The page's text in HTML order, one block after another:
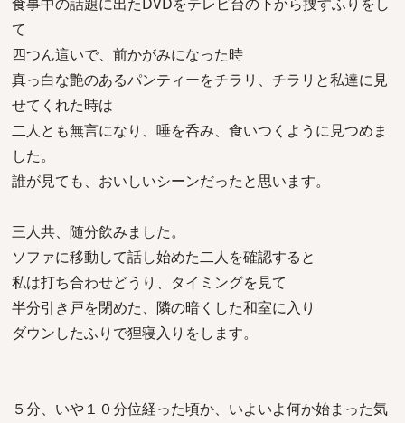
て
四つん這いで、前かがみになった時
真っ白な艶のあるパンティーをチラリ、チラリと私達に見
せてくれた時は
二人とも無言になり、唾を呑み、食いつくように見つめま
した。
誰が見ても、おいしいシーンだったと思います。
三人共、随分飲みました。
ソファに移動して話し始めた二人を確認すると
私は打ち合わせどうり、タイミングを見て
半分引き戸を閉めた、隣の暗くした和室に入り
ダウンしたふりで狸寝入りをします。
５分、いや１０分位経った頃か、いよいよ何か始まった気